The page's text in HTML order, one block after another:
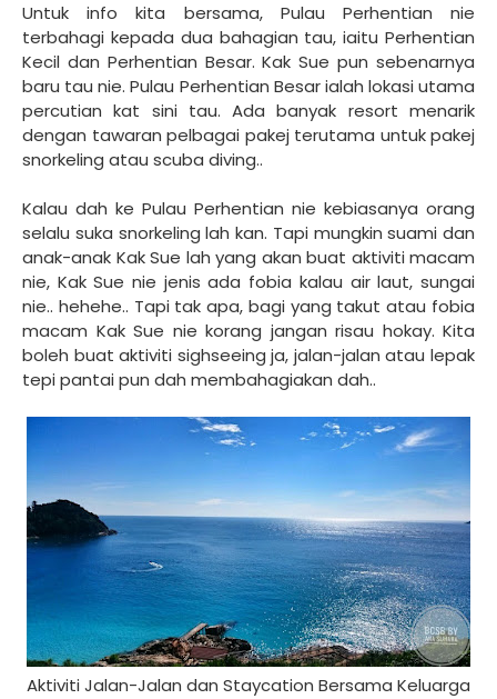
Untuk info kita bersama, Pulau Perhentian nie
terbahagi kepada dua bahagian tau, iaitu Perhentian
Kecil dan Perhentian Besar. Kak Sue pun sebenarnya
baru tau nie. Pulau Perhentian Besar ialah lokasi utama
percutian kat sini tau. Ada banyak resort menarik
dengan tawaran pelbagai pakej terutama untuk pakej
snorkeling atau scuba diving..
Kalau dah ke Pulau Perhentian nie kebiasanya orang
selalu suka snorkeling lah kan. Tapi mungkin suami dan
anak-anak Kak Sue lah yang akan buat aktiviti macam
nie, Kak Sue nie jenis ada fobia kalau air laut, sungai
nie.. hehehe.. Tapi tak apa, bagi yang takut atau fobia
macam Kak Sue nie korang jangan risau hokay. Kita
boleh buat aktiviti sighseeing ja, jalan-jalan atau lepak
tepi pantai pun dah membahagiakan dah..
Aktiviti Jalan-Jalan dan Staycation Bersama Keluarga